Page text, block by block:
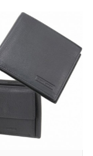
לקוחות –
חדר
ניהול